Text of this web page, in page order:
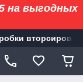
на выгодных